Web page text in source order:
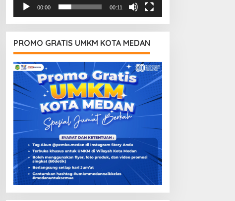
00:00 00:11
PROMO GRATIS UMKM KOTA MEDAN